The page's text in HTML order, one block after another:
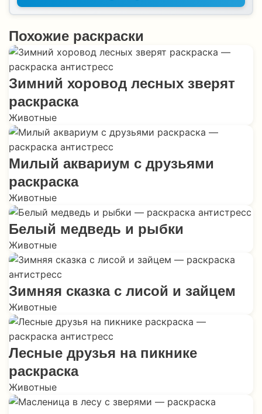
Похожие раскраски
Зимний хоровод лесных зверят
раскраска
Животные
Милый аквариум с друзьями
раскраска
Животные
Белый медведь и рыбки
Животные
Зимняя сказка с лисой и зайцем
Животные
Лесные друзья на пикнике
раскраска
Животные